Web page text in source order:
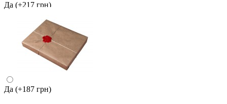
Да (+217 грн)
Да (+187 грн)